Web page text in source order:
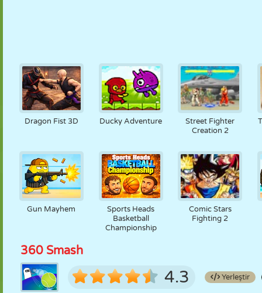
Dragon Fist 3D Ducky Adventure
Street Fighter
Creation 2
Gun Mayhem
Sports Heads
Basketball
Championship
Comic Stars
Fighting 2
360 Smash
4.3 Yerleştir